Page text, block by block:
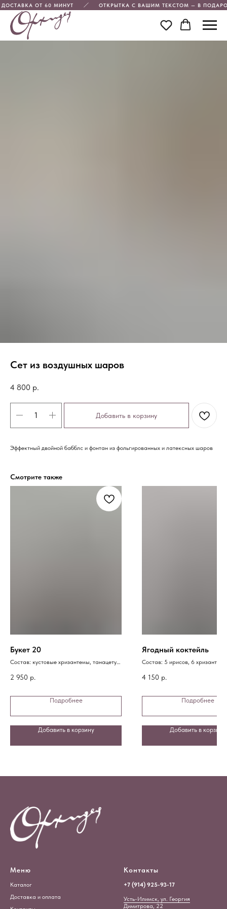
ОТ 60 МИНУТ ОТКРЫТКА С ВАШИМ ТЕКСТОМ — В
Сет из воздушных шаров
4 800 р.
Добавить в корзину
Эффектный двойной бабблс и фонтан из фольгированных и латексных шаров
Смотрите также
Букет 20
Состав: кустовые хризантемы, танацетум,
2 950 р.
Подробнее
Добавить в корзину
Ягодный коктейль
Состав: 5 ирисов, 6 хризантем,
4 150 р.
Подробнее
Добавить в корзину
Меню
Каталог
Доставка и оплата
Контакты
+7 (914) 925-93-17
Усть-Илимск, ул. Георгия
Димитрова, 22